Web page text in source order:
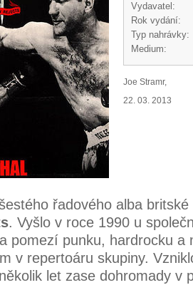
Vydavatel:
Rok vydání:
Typ nahrávky:
Medium:
Joe Stramr,
22. 03. 2013
řadového alba
. Vyšlo v roce 1990 u
pomezí punku, hardrocku a
v repertoáru skupiny.
let zase dohromady v